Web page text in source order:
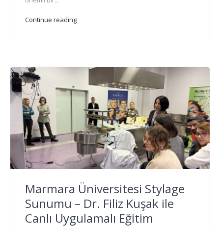
Continue reading
Marmara Üniversitesi Stylage
Sunumu – Dr. Filiz Kuşak ile
Canlı Uygulamalı Eğitim